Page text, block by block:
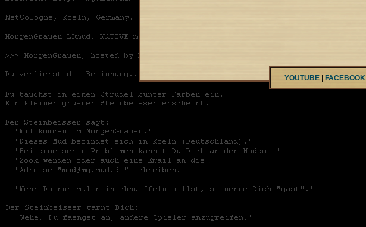
YOUTUBE FACEBOOK